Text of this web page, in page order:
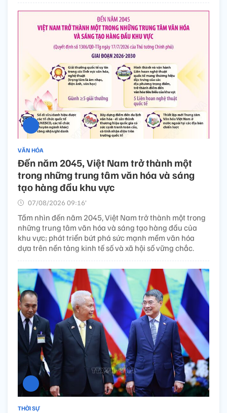
VĂN HÓA
Đến năm 2045, Việt Nam trở thành một
trong những trung tâm văn hóa và sáng
tạo hàng đầu khu vực
07/08/2026 09:16’
Tầm nhìn đến năm 2045, Việt Nam trở thành một trong
những trung tâm văn hóa và sáng tạo hàng đầu của
khu vực; phát triển bứt phá sức mạnh mềm văn hóa
dựa trên nền tảng kinh tế số và xã hội số vững chắc.
THỜI SỰ